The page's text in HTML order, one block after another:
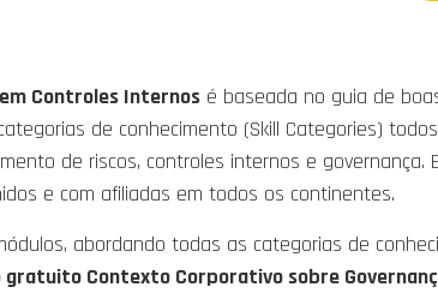
Controles Internos é baseada no guia de
de conhecimento (Skill Categories)
de riscos, controles internos e governança.
e com afiliadas em todos os continentes.
abordando todas as categorias de
gratuito Contexto Corporativo sobre